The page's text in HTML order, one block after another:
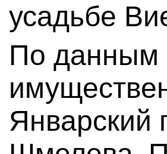
усадьбе
По данным
Январский